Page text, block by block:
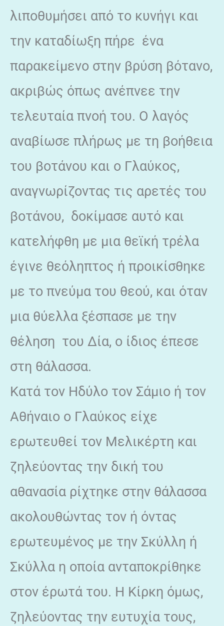
λιποθυμήσει από το κυνήγι και
την καταδίωξη πήρε ένα
παρακείμενο στην βρύση βότανο,
ακριβώς όπως ανέπνεε την
τελευταία πνοή του. Ο λαγός
αναβίωσε πλήρως με τη βοήθεια
του βοτάνου και ο Γλαύκος,
αναγνωρίζοντας τις αρετές του
βοτάνου, δοκίμασε αυτό και
κατελήφθη με μια θεϊκή τρέλα
έγινε θεόληπτος ή προικίσθηκε
με το πνεύμα του θεού, και όταν
μια θύελλα ξέσπασε με την
θέληση του Δία, ο ίδιος έπεσε
στη θάλασσα.
Κατά τον Ηδύλο τον Σάμιο ή τον
Αθήναιο ο Γλαύκος είχε
ερωτευθεί τον Μελικέρτη και
ζηλεύοντας την δική του
αθανασία ρίχτηκε στην θάλασσα
ακολουθώντας τον ή όντας
ερωτευμένος με την Σκύλλη ή
Σκύλλα η οποία ανταποκρίθηκε
στον έρωτά του. Η Κίρκη όμως,
ζηλεύοντας την ευτυχία τους,